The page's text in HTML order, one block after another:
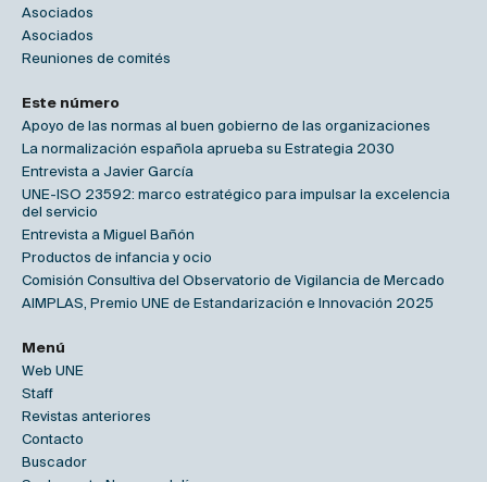
Asociados
Asociados
Reuniones de comités
Este número
Apoyo de las normas al buen gobierno de las organizaciones
La normalización española aprueba su Estrategia 2030
Entrevista a Javier García
UNE-ISO 23592: marco estratégico para impulsar la excelencia
del servicio
Entrevista a Miguel Bañón
Productos de infancia y ocio
Comisión Consultiva del Observatorio de Vigilancia de Mercado
AIMPLAS, Premio UNE de Estandarización e Innovación 2025
Menú
Web UNE
Staff
Revistas anteriores
Contacto
Buscador